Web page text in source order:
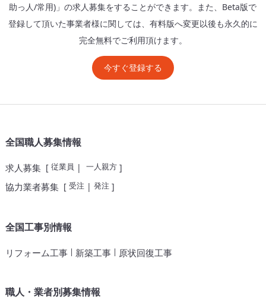
助っ人/常用)」の求人募集をすることができます。また、Beta版で
登録して頂いた事業者様に関しては、有料版へ変更以後も永久的に
完全無料でご利用頂けます。
今すぐ登録する
全国職人募集情報
求人募集[ 従業員| 一人親方]
協力業者募集[ 受注| 発注]
全国工事別情報
リフォーム工事| 新築工事| 原状回復工事
職人・業者別募集情報